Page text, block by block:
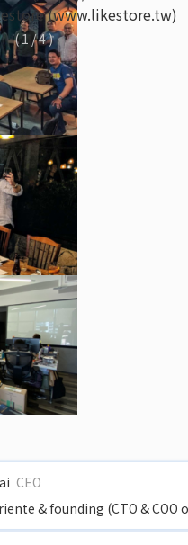
(www.likestore.tw)
(1 / 4 )
CEO
& founding (CTO & COO